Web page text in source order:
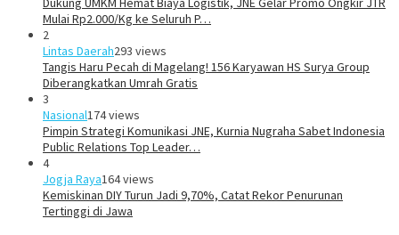
Mulai Rp2.000/Kg ke Seluruh P…
2
Lintas Daerah293 views
Tangis Haru Pecah di Magelang! 156 Karyawan HS Surya Group
Diberangkatkan Umrah Gratis
3
Nasional174 views
Pimpin Strategi Komunikasi JNE, Kurnia Nugraha Sabet Indonesia
Public Relations Top Leader…
4
Jogja Raya164 views
Kemiskinan DIY Turun Jadi 9,70%, Catat Rekor Penurunan
Tertinggi di Jawa